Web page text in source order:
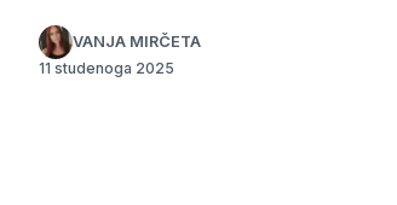
VANJA MIRČETA
11 studenoga 2025